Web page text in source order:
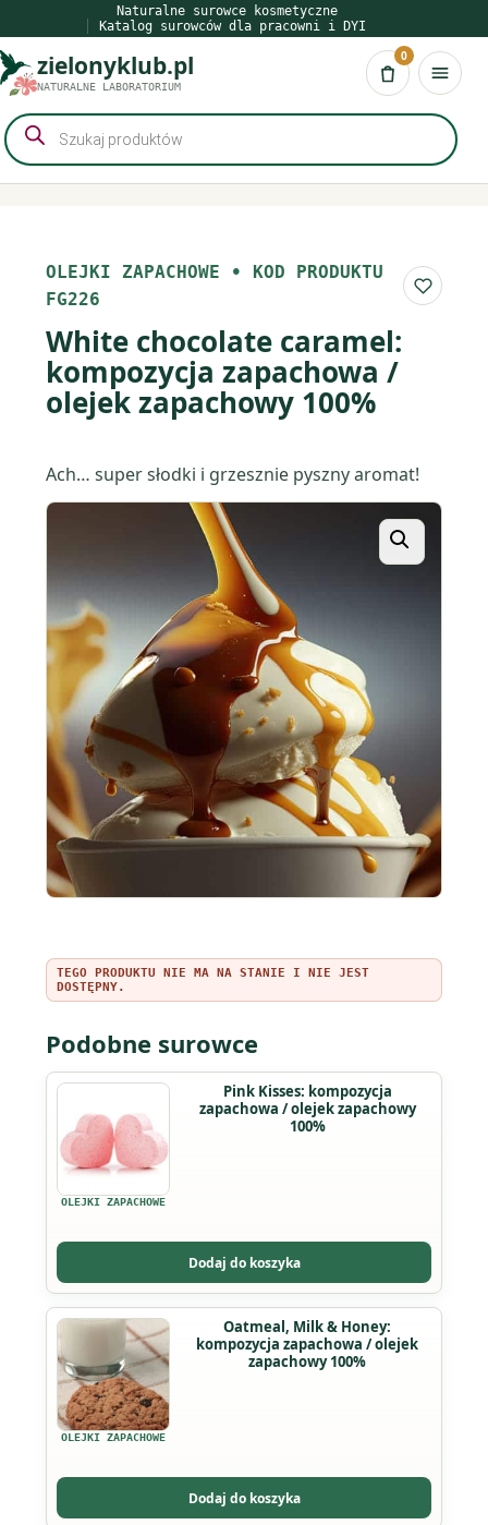
do
treści
Naturalne surowce kosmetyczne
Katalog surowców dla pracowni i DYI
zielonyklub.pl
NATURALNE LABORATORIUM Koszyk
0
Wyszukiwarka
produktów
OLEJKI ZAPACHOWE • KOD PRODUKTU
FG226
Do
White chocolate caramel:
kompozycja zapachowa /
olejek zapachowy 100%
Ach… super słodki i grzesznie pyszny aromat!
TEGO PRODUKTU NIE MA NA STANIE I NIE JEST
DOSTĘPNY.
Podobne surowce
OLEJKI ZAPACHOWE
Pink Kisses: kompozycja
zapachowa / olejek zapachowy
100%
Dodaj do koszyka
Ten
produkt
ma
wiele
wariantów.
można
wybrać
na
stronie
produktu
OLEJKI ZAPACHOWE
Oatmeal, Milk & Honey:
kompozycja zapachowa / olejek
zapachowy 100%
Dodaj do koszyka
Ten
produkt
ma
wiele
wariantów.
można
wybrać